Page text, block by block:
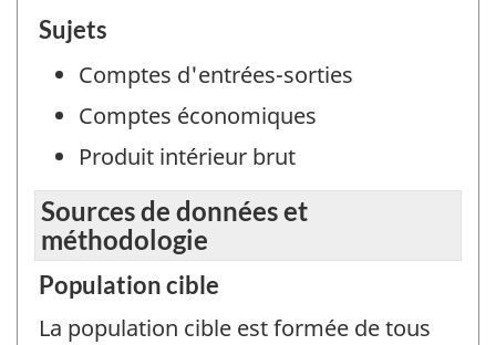
Sujets
Comptes d'entrées-sorties
Comptes économiques
Produit intérieur brut
Sources de données et
méthodologie
Population cible
La population cible est formée de tous